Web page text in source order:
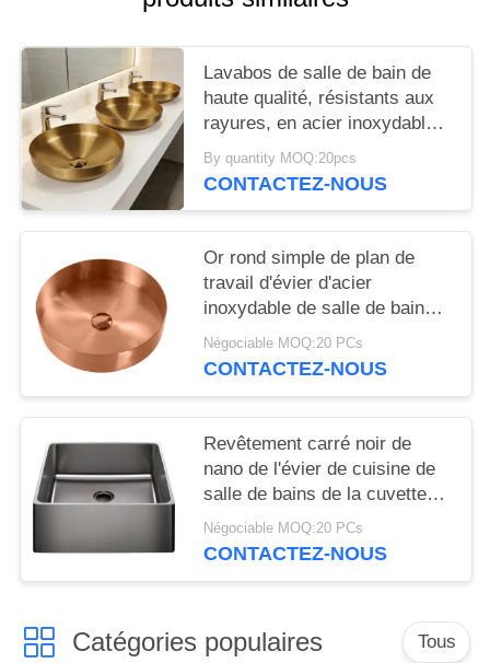
Lavabos de salle de bain de
haute qualité, résistants aux
rayures, en acier inoxydable
SS304, lavabo rond épais en
cuivre, lavabo à main
By quantity MOQ:20pcs
CONTACTEZ-NOUS
Or rond simple de plan de
travail d'évier d'acier
inoxydable de salle de bains
d'Undermount
Négociable MOQ:20 PCs
CONTACTEZ-NOUS
Revêtement carré noir de
nano de l'évier de cuisine de
salle de bains de la cuvette
SS304 PVD
Négociable MOQ:20 PCs
CONTACTEZ-NOUS
Catégories populaires Tous